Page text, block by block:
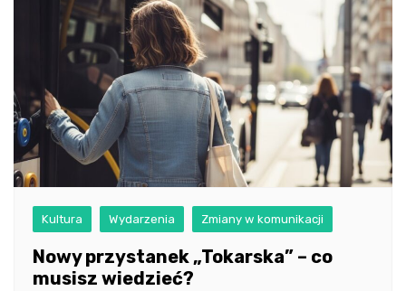
Kultura Wydarzenia Zmiany w komunikacji
Nowy przystanek „Tokarska” – co
musisz wiedzieć?